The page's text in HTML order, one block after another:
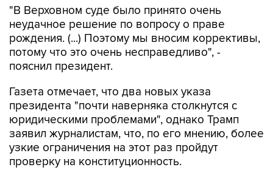
"В Верховном суде было принято очень
неудачное решение по вопросу о праве
рождения. (...) Поэтому мы вносим коррективы,
потому что это очень несправедливо", -
пояснил президент.
Газета отмечает, что два новых указа
президента "почти наверняка столкнутся с
юридическими проблемами", однако Трамп
заявил журналистам, что, по его мнению, более
узкие ограничения на этот раз пройдут
проверку на конституционность.